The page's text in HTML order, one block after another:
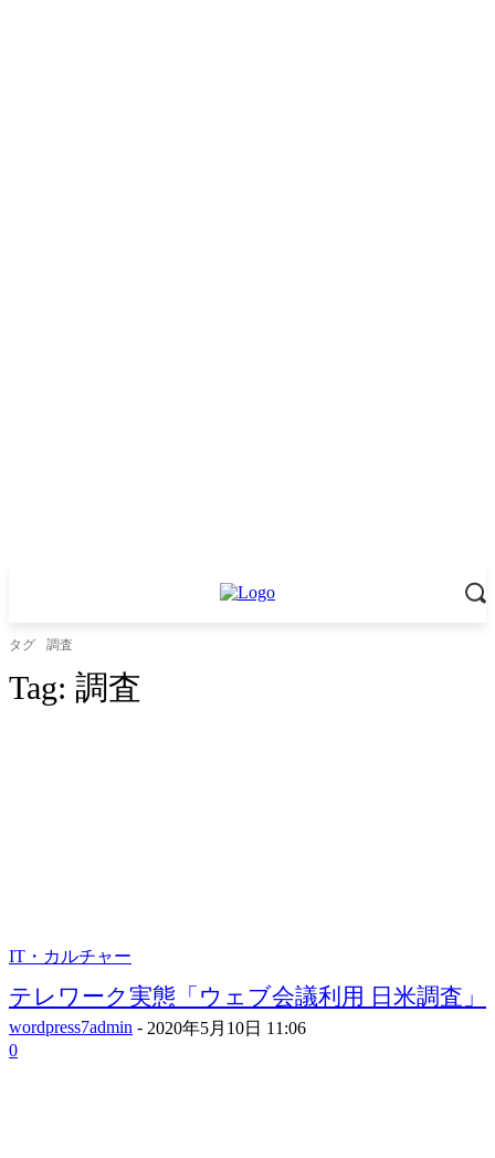
タグ 調査
Tag: 調査
IT・カルチャー
テレワーク実態「ウェブ会議利用 日米調査」
wordpress7admin - 2020年5月10日 11:06
0